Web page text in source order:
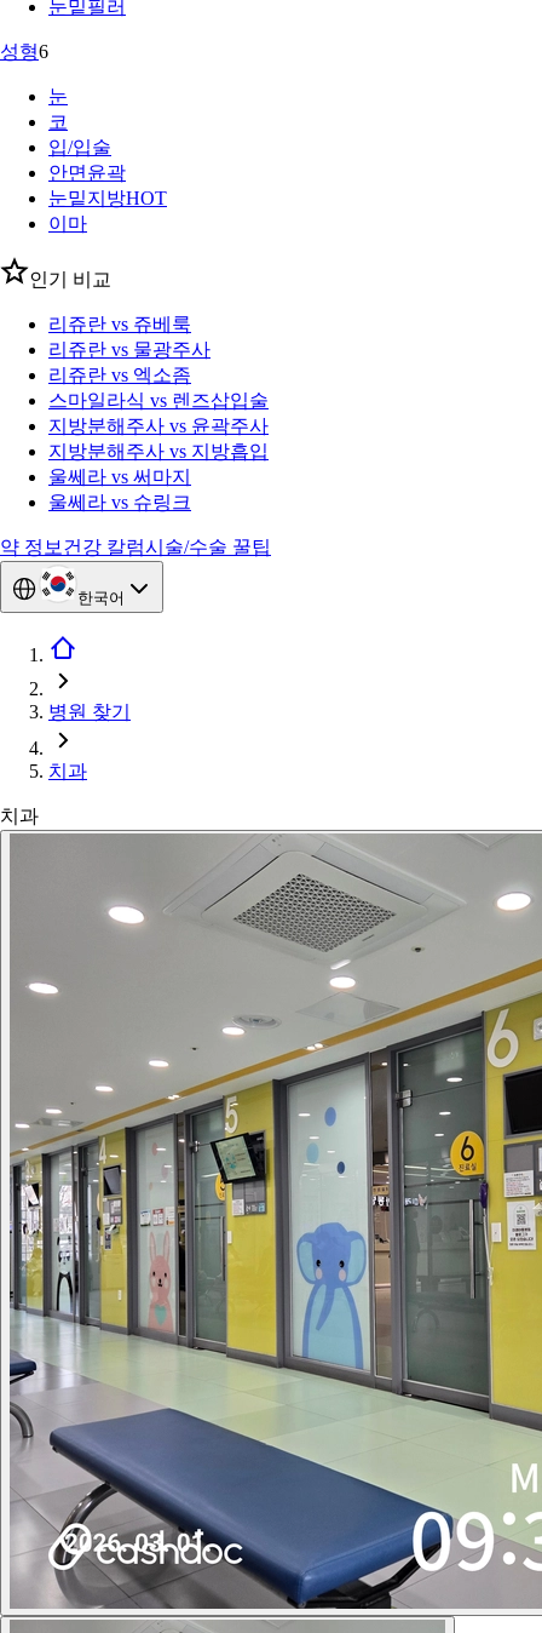
눈밑필러
성형6
눈
코
입/입술
안면윤곽
눈밑지방HOT
이마
인기 비교
리쥬란 vs 쥬베룩
리쥬란 vs 물광주사
리쥬란 vs 엑소좀
스마일라식 vs 렌즈삽입술
지방분해주사 vs 윤곽주사
지방분해주사 vs 지방흡입
울쎄라 vs 써마지
울쎄라 vs 슈링크
약 정보 건강 칼럼시술/수술 꿀팁
한국어
병원 찾기
치과
치과